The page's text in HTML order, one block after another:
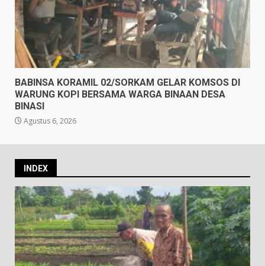
BABINSA KORAMIL 02/SORKAM GELAR KOMSOS DI
WARUNG KOPI BERSAMA WARGA BINAAN DESA
BINASI
Agustus 6, 2026
INDEX